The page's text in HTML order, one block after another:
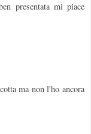
presentata mi piace
ma non l'ho ancora